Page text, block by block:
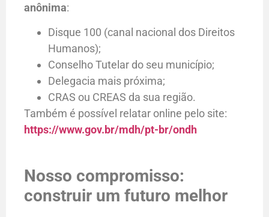
anônima:
Disque 100 (canal nacional dos Direitos
Humanos);
Conselho Tutelar do seu município;
Delegacia mais próxima;
CRAS ou CREAS da sua região.
Também é possível relatar online pelo site:
https://www.gov.br/mdh/pt-br/ondh
Nosso compromisso:
construir um futuro melhor